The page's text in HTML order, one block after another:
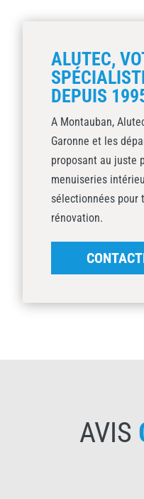
ALUTEC,
DEPUIS
A Montauban,
Garonne et les
proposant au juste
menuiseries
sélectionnées pour
rénovation.
AVIS